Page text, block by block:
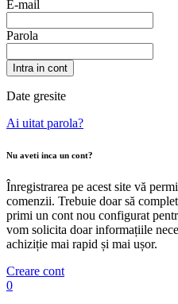
E-mail
Parola
Intra in cont
Date gresite
Ai uitat parola?
Nu aveti inca un cont?
Înregistrarea pe acest site vă
comenzii. Trebuie doar să
primi un cont nou configurat
vom solicita doar informațiile
achiziție mai rapid și mai ușor.
Creare cont
0